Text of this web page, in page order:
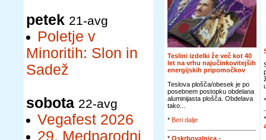
petek 21-avg
Poletje v
Minoritih: Slon in
Sadež
sobota 22-avg
Vegafest 2026
29. Mednarodni
Teslini izdelki že več kot 40
let na vrhu najučinkovitejših
energijskih pripomočkov
Teslova plošča/obesek je po
posebnem postopku obdelana
aluminijasta plošča. Obdelava
tako...
* Beri dalje
* Oskrbovalnica -